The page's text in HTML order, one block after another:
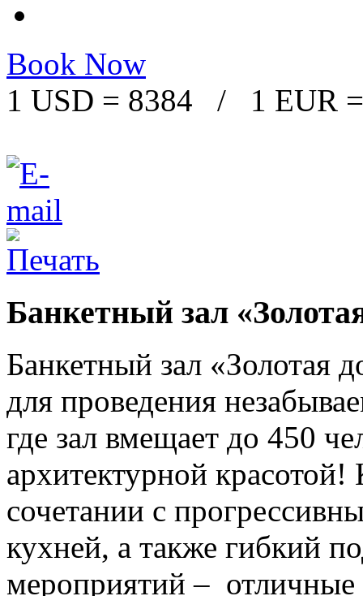
Book Now
1 USD = 8384 / 1 EUR
Банкетный зал
Банкетный зал «Золотая
для проведения
где зал вмещает до 450
архитектурной
сочетании с
кухней, а также гибкий
мероприятий – отличные